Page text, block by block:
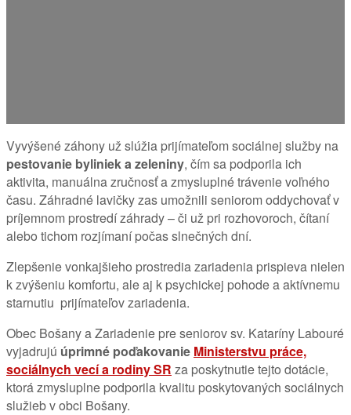
Vyvýšené záhony už slúžia prijímateľom sociálnej služby na
pestovanie byliniek a zeleniny, čím sa podporila ich
aktivita, manuálna zručnosť a zmysluplné trávenie voľného
času. Záhradné lavičky zas umožnili seniorom oddychovať v
príjemnom prostredí záhrady – či už pri rozhovoroch, čítaní
alebo tichom rozjímaní počas slnečných dní.
Zlepšenie vonkajšieho prostredia zariadenia prispieva nielen
k zvýšeniu komfortu, ale aj k psychickej pohode a aktívnemu
starnutiu prijímateľov zariadenia.
Obec Bošany a Zariadenie pre seniorov sv. Kataríny Labouré
vyjadrujú úprimné poďakovanie Ministerstvu práce,
sociálnych vecí a rodiny SR za poskytnutie tejto dotácie,
ktorá zmysluplne podporila kvalitu poskytovaných sociálnych
služieb v obci Bošany.